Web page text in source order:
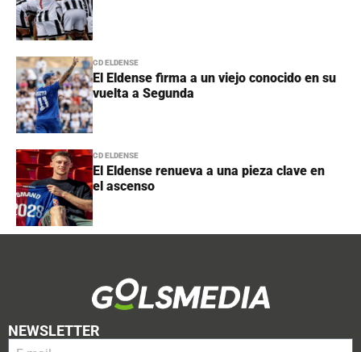
CD ELDENSE
El Eldense firma a un viejo conocido en su
vuelta a Segunda
CD ELDENSE
El Eldense renueva a una pieza clave en
el ascenso
NEWSLETTER